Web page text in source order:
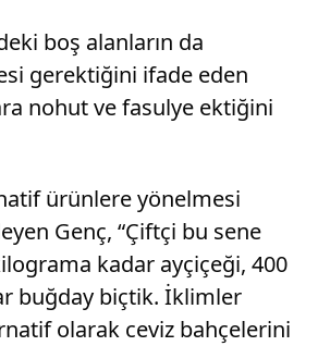
boş alanların da
gerektiğini ifade eden
nohut ve fasulye ektiğini
ürünlere yönelmesi
Genç, “Çiftçi bu sene
kadar ayçiçeği, 400
buğday biçtik. İklimler
olarak ceviz bahçelerini